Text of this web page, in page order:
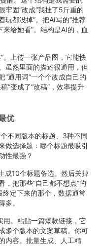
牢固”改成“我挂了5斤重的
玩都没掉”。把AI写的“推荐
来给她看”。结构是AI的，血
。上传一张产品图，它能快
虽然里面的描述很通用，但
“通用词”一个个改成自己的
”变成了“改稿”，效率提升
优
不同版本的标题、3种不同
做选择题：哪个标题最吸引
性最强？
成10个标题备选。然后关掉
，把那些“自己都不想点”的
定下来的那个，数据通常
多。
用。粘贴一篇爆款链接，它
多个版本的文案草稿。你可
内容。批量生成、人工精